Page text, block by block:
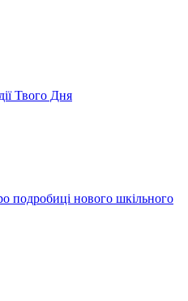
Твого Дня
подробиці нового шкільного